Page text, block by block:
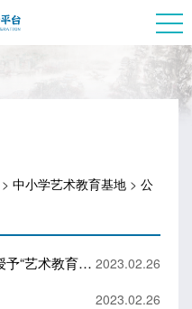
> 中小学艺术教育基地 > 公
绵阳高新区火炬第三小学被授予“艺术教育示范基地” 2023.02.26
2023.02.26